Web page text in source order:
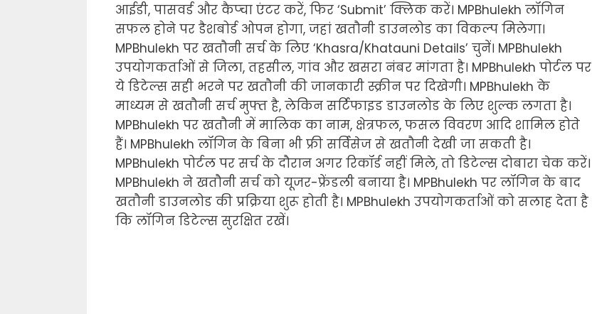
आईडी, पासवर्ड और कैप्चा एंटर करें, फिर ‘Submit’ क्लिक करें। MPBhulekh लॉगिन
सफल होने पर डैशबोर्ड ओपन होगा, जहां खतौनी डाउनलोड का विकल्प मिलेगा।
MPBhulekh पर खतौनी सर्च के लिए ‘Khasra/Khatauni Details’ चुनें। MPBhulekh
उपयोगकर्ताओं से जिला, तहसील, गांव और खसरा नंबर मांगता है। MPBhulekh पोर्टल पर
ये डिटेल्स सही भरने पर खतौनी की जानकारी स्क्रीन पर दिखेगी। MPBhulekh के
माध्यम से खतौनी सर्च मुफ्त है, लेकिन सर्टिफाइड डाउनलोड के लिए शुल्क लगता है।
MPBhulekh पर खतौनी में मालिक का नाम, क्षेत्रफल, फसल विवरण आदि शामिल होते
हैं। MPBhulekh लॉगिन के बिना भी फ्री सर्विसेज से खतौनी देखी जा सकती है।
MPBhulekh पोर्टल पर सर्च के दौरान अगर रिकॉर्ड नहीं मिले, तो डिटेल्स दोबारा चेक करें।
MPBhulekh ने खतौनी सर्च को यूजर-फ्रेंडली बनाया है। MPBhulekh पर लॉगिन के बाद
खतौनी डाउनलोड की प्रक्रिया शुरू होती है। MPBhulekh उपयोगकर्ताओं को सलाह देता है
कि लॉगिन डिटेल्स सुरक्षित रखें।